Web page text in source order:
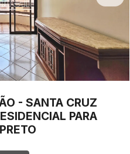
- SANTA CRUZ
PARA